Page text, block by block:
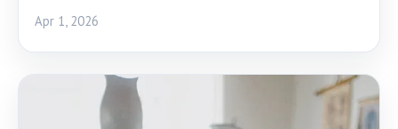
Apr 1, 2026